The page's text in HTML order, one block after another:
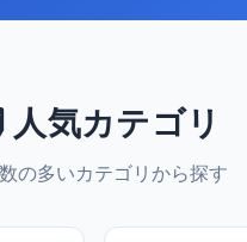
気カテゴリ
の多いカテゴリから探す